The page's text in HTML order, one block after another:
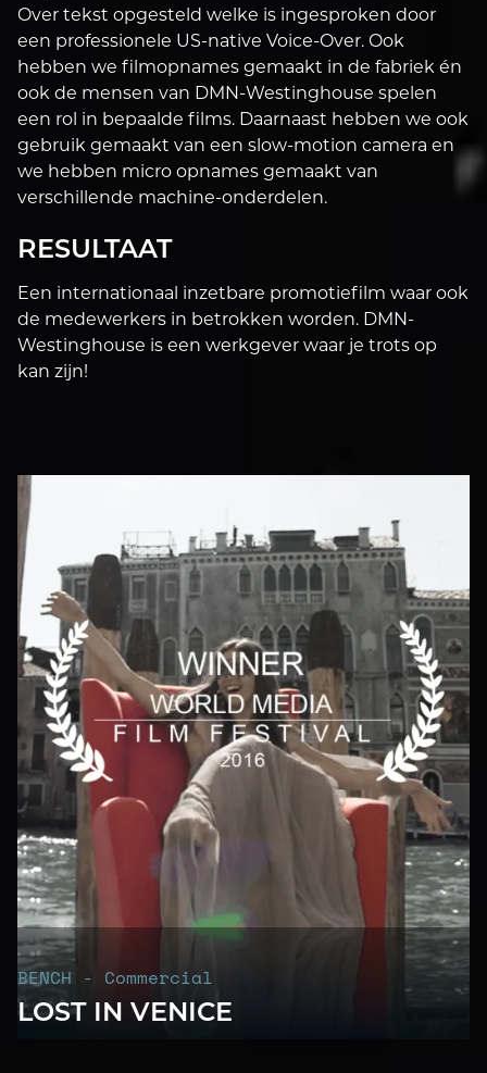
Over tekst opgesteld welke is ingesproken door
een professionele US-native Voice-Over. Ook
hebben we filmopnames gemaakt in de fabriek én
ook de mensen van DMN-Westinghouse spelen
een rol in bepaalde films. Daarnaast hebben we ook
gebruik gemaakt van een slow-motion camera en
we hebben micro opnames gemaakt van
verschillende machine-onderdelen.
RESULTAAT
Een internationaal inzetbare promotiefilm waar ook
de medewerkers in betrokken worden. DMN-
Westinghouse is een werkgever waar je trots op
kan zijn!
BENCH - Commercial
LOST IN VENICE